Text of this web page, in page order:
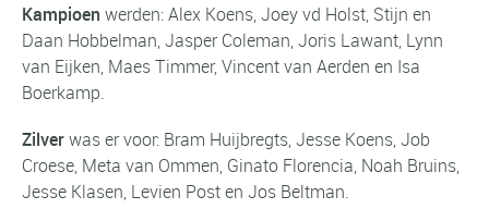
Kampioen werden: Alex Koens, Joey vd Holst, Stijn en
Daan Hobbelman, Jasper Coleman, Joris Lawant, Lynn
van Eijken, Maes Timmer, Vincent van Aerden en Isa
Boerkamp.
Zilverwas er voor: Bram Huijbregts, Jesse Koens, Job
Croese, Meta van Ommen, Ginato Florencia, Noah Bruins,
Jesse Klasen, Levien Post en Jos Beltman.